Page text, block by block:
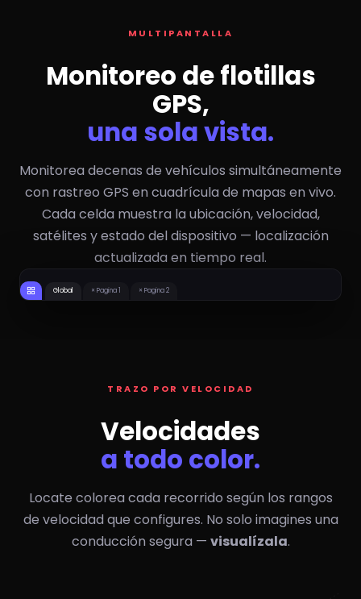
MULTIPANTALLA
Monitoreo de flotillas
GPS,
una sola vista.
Monitorea decenas de vehículos simultáneamente
con rastreo GPS en cuadrícula de mapas en vivo.
Cada celda muestra la ubicación, velocidad,
satélites y estado del dispositivo — localización
actualizada en tiempo real.
1316/1408 MX KM/H
Global × Pagina 1 × Pagina 2
TRAZO POR VELOCIDAD
Velocidades
a todo color.
Locate colorea cada recorrido según los rangos
de velocidad que configures. No solo imagines una
conducción segura — visualízala.